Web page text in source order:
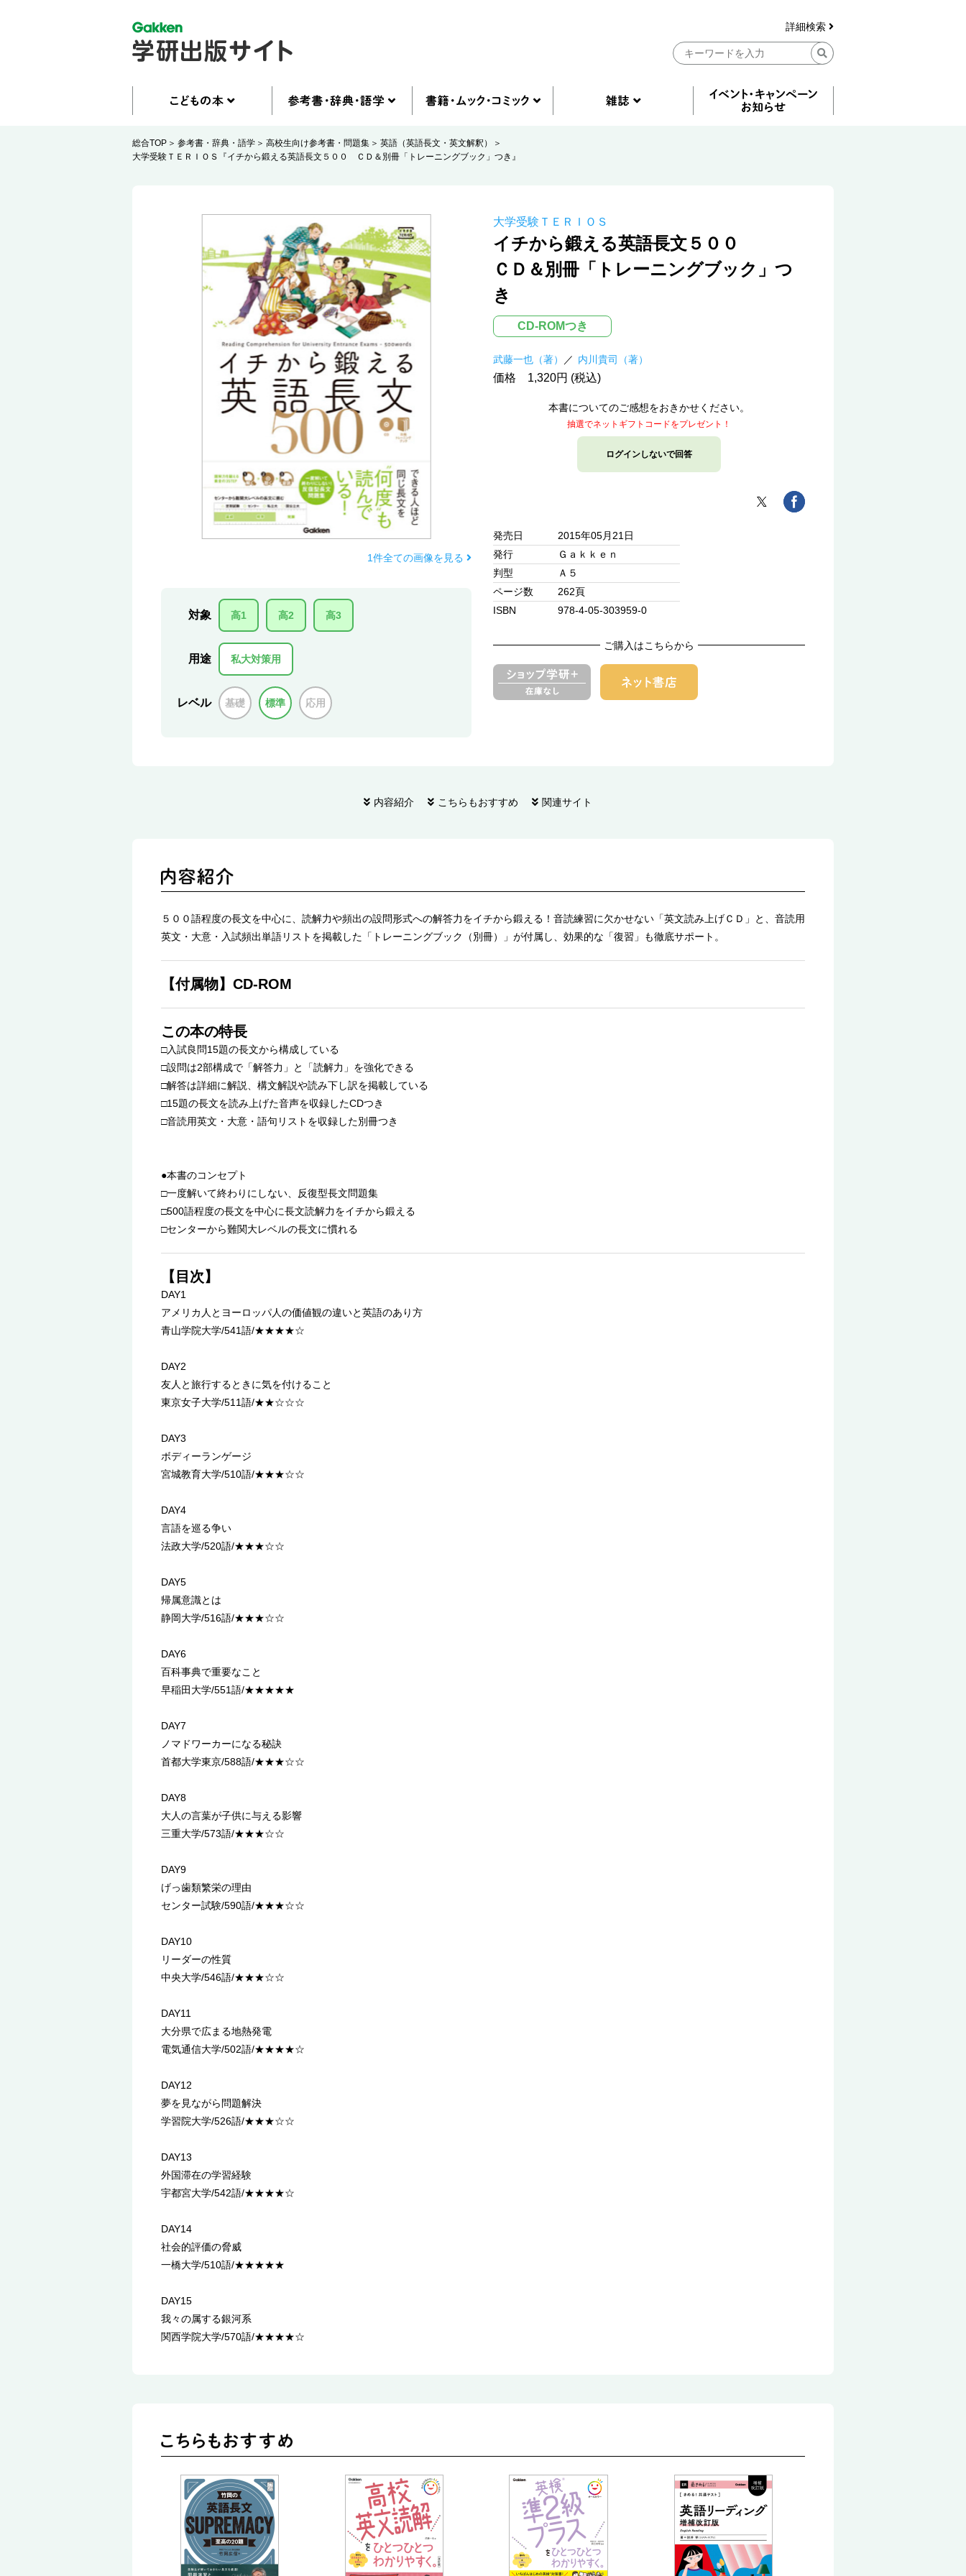
詳細検索
総合TOP 参考書・辞典・語学 高校生向け参考書・問題集
英語（英語長文・英文解釈）
大学受験ＴＥＲＩＯＳ『イチから鍛える英語長文５００ ＣＤ＆別冊「トレーニングブック」つき』
1件全ての画像を見る
対象 高1 高2 高3
用途 私大対策用
レベル 基礎 標準 応用
大学受験ＴＥＲＩＯＳ
イチから鍛える英語長文５００
ＣＤ＆別冊「トレーニングブック」つ
き
CD-ROMつき
武藤一也（著） 内川貴司（著）
価格 1,320円 (税込)
本書についてのご感想をおきかせください。
抽選でネットギフトコードをプレゼント！
ログインしないで回答
発売日
2015年05月21日
発行
Ｇａｋｋｅｎ
判型
Ａ５
ページ数
262頁
ISBN
978-4-05-303959-0
ご購入はこちらから
内容紹介 こちらもおすすめ 関連サイト
５００語程度の長文を中心に、読解力や頻出の設問形式への解答力をイチから鍛える！音読練習に欠かせない「英文読み上げＣＤ」と、音読用
英文・大意・入試頻出単語リストを掲載した「トレーニングブック（別冊）」が付属し、効果的な「復習」も徹底サポート。
【付属物】CD-ROM
この本の特長
□入試良問15題の長文から構成している
□設問は2部構成で「解答力」と「読解力」を強化できる
□解答は詳細に解説、構文解説や読み下し訳を掲載している
□15題の長文を読み上げた音声を収録したCDつき
□音読用英文・大意・語句リストを収録した別冊つき
●本書のコンセプト
□一度解いて終わりにしない、反復型長文問題集
□500語程度の長文を中心に長文読解力をイチから鍛える
□センターから難関大レベルの長文に慣れる
【目次】
DAY1
アメリカ人とヨーロッパ人の価値観の違いと英語のあり方
青山学院大学/541語/★★★★☆
DAY2
友人と旅行するときに気を付けること
東京女子大学/511語/★★☆☆☆
DAY3
ボディーランゲージ
宮城教育大学/510語/★★★☆☆
DAY4
言語を巡る争い
法政大学/520語/★★★☆☆
DAY5
帰属意識とは
静岡大学/516語/★★★☆☆
DAY6
百科事典で重要なこと
早稲田大学/551語/★★★★★
DAY7
ノマドワーカーになる秘訣
首都大学東京/588語/★★★☆☆
DAY8
大人の言葉が子供に与える影響
三重大学/573語/★★★☆☆
DAY9
げっ歯類繁栄の理由
センター試験/590語/★★★☆☆
DAY10
リーダーの性質
中央大学/546語/★★★☆☆
DAY11
大分県で広まる地熱発電
電気通信大学/502語/★★★★☆
DAY12
夢を見ながら問題解決
学習院大学/526語/★★★☆☆
DAY13
外国滞在の学習経験
宇都宮大学/542語/★★★★☆
DAY14
社会的評価の脅威
一橋大学/510語/★★★★★
DAY15
我々の属する銀河系
関西学院大学/570語/★★★★☆